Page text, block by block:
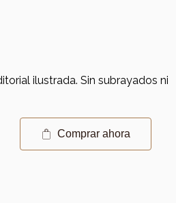
ilustrada. Sin subrayados ni
Comprar ahora